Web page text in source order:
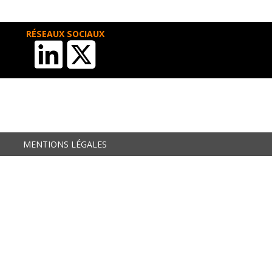
RÉSEAUX SOCIAUX
MENTIONS LÉGALES